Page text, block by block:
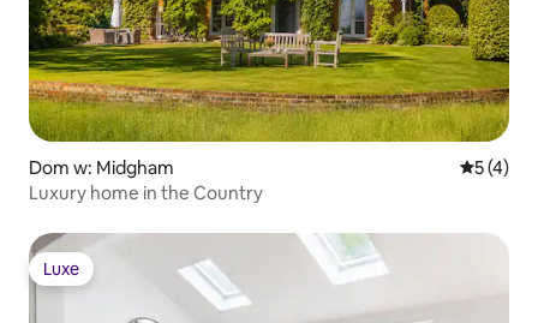
Dom w: Midgham Średnia
5 (4)
Luxury home in the Country
Luxe
Luxe